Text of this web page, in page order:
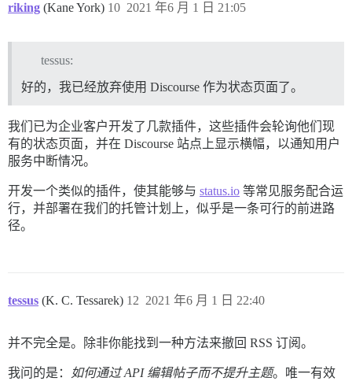
riking (Kane York) 2021 年6 月 1 日 21:05
10
tessus:
好的，我已经放弃使用 Discourse 作为状态页面了。
我们已为企业客户开发了几款插件，这些插件会轮询他们现
有的状态页面，并在 Discourse 站点上显示横幅，以通知用户
服务中断情况。
开发一个类似的插件，使其能够与 status.io 等常见服务配合运
行，并部署在我们的托管计划上，似乎是一条可行的前进路
径。
tessus (K. C. Tessarek) 2021 年6 月 1 日 22:40
12
并不完全是。除非你能找到一种方法来撤回 RSS 订阅。
我问的是： 如何通过 API 编辑帖子而不提升主题。唯一有效